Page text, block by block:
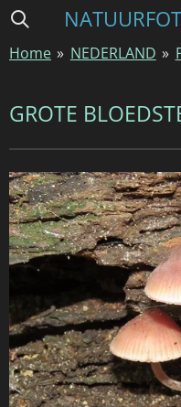
Ga
naar
hoofdinhoud
Home » NEDERLAND »
GROTE